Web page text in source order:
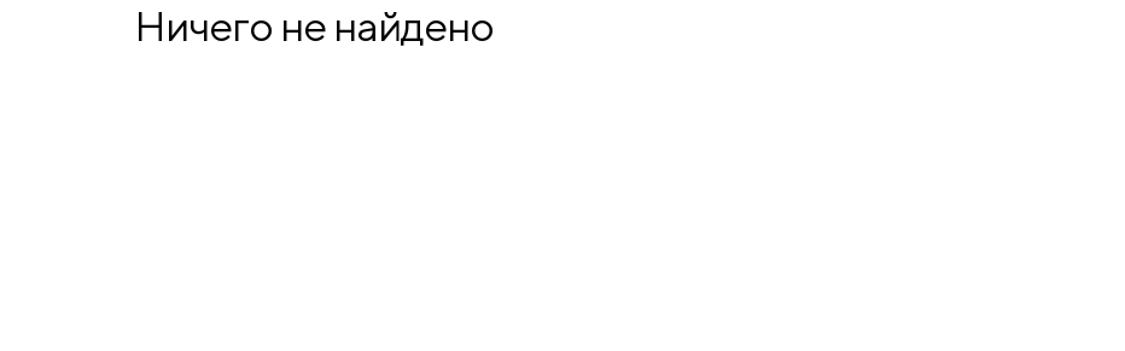
Ничего не найдено